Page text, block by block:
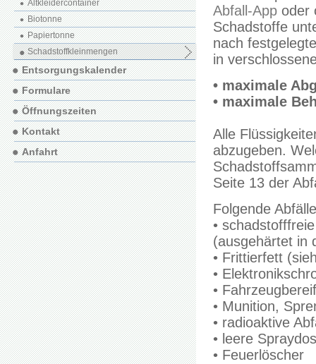
Abfall-App oder
Schadstoffe
nach
in
• maximale
• maximale
Alle
abzugeben.
Seite 13 der
Folgende
•
(ausgehärtet in
• Frittierfett
•
•
• Munition,
• radioaktive
• leere
• Feuerlöscher
Altkleidercontainer
Biotonne
Papiertonne
Schadstoffkleinmengen
Entsorgungskalender
Formulare
Öffnungszeiten
Kontakt
Anfahrt